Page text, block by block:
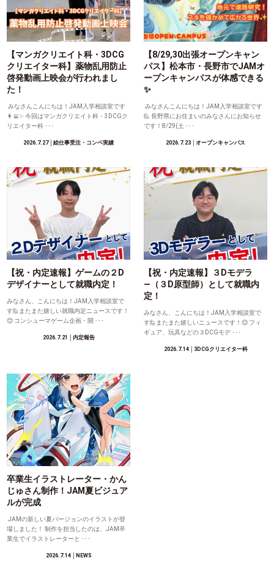
【マンガクリエイト科・3DCG
クリエイター科】薬物乱用防止
啓発動画上映会が行われまし
た！
みなさんこんにちは！JAM入学相談室です
👩‍💻✨ 今回はマンガクリエイト科・3DCGク
リエイター科 ･･･
2026.7.27│絵仕事受注・コンペ実績
【8/29,30出張オープンキャン
パス】松本市・長野市でJAMオ
ープンキャンパスが体感できる
✨
みなさんこんにちは！JAM入学相談室です
🙋 長野県にお住まいのみなさんにお知らせ
です！8/29(土 ･･･
2026.7.23 │オープンキャンパス
【祝・内定速報】ゲームの２D
デザイナーとして就職内定！
みなさん、こんにちは！JAM入学相談室で
す🙋またまた嬉しい就職内定ニュースです！
😊 コンシューマゲーム企画・開 ･･･
2026.7.21 │内定報告
【祝・内定速報】３Dモデラ
―（３D原型師）として就職内
定！
みなさん、こんにちは！JAM入学相談室で
す🙋またまた嬉しいニュースです！😊 フィ
ギュア、玩具などの３DCGモデ ･･･
2026.7.14│3DCGクリエイター科
卒業生イラストレーター・かん
じゅさん制作！JAM夏ビジュア
ルが完成
JAMの新しい夏バージョンのイラストが登
場しました！ 制作を担当したのは、JAM卒
業生でイラストレーターと ･･･
2026.7.14│NEWS